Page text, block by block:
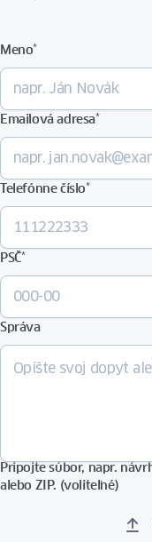
Meno*
Emailová adresa*
Telefónne číslo*
PSČ*
Správa
Pripojte súbor, napr.
alebo ZIP. (voliteľné)